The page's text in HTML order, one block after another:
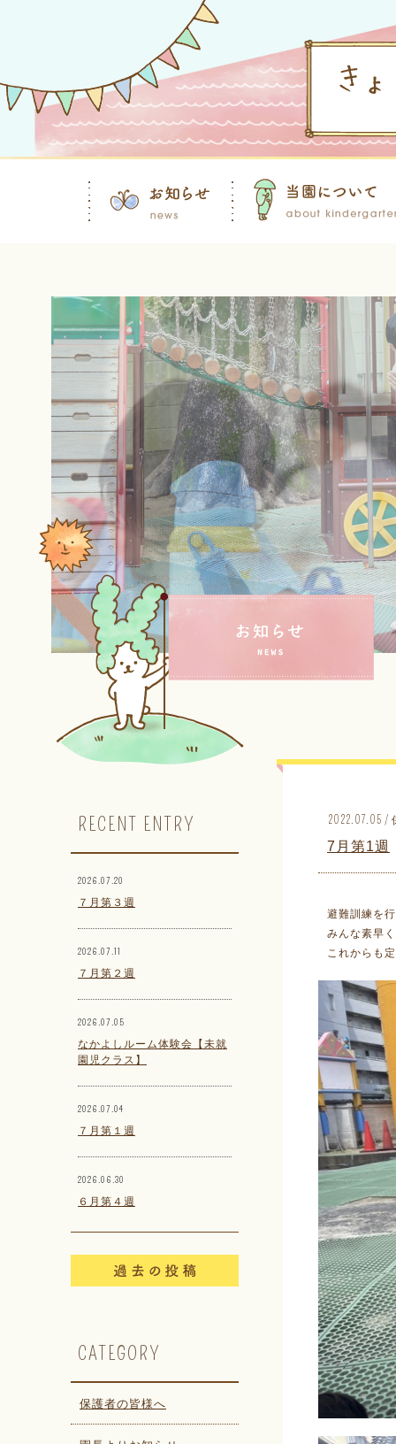
RECENT ENTRY
2026.07.20
７月第３週
2026.07.11
７月第２週
2026.07.05
なかよしルーム体験会【未就
園児クラス】
2026.07.04
７月第１週
2026.06.30
６月第４週
CATEGORY
保護者の皆様へ
2022.07.05 /
7月第1週
避難訓練を
みんな素早
これからも